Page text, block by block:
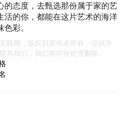
的态度，去甄选那份属于家的艺
活的你，都能在这片艺术的海洋
彩。
联网，版权归原作者所有。仅供学
系我们，我们将尽快处理删除。